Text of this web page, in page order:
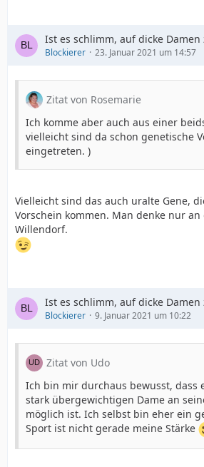
Ist es schlimm, auf dicke Damen
Blockierer 23. Januar 2021 um 14:57
Zitat von Rosemarie
Ich komme aber auch aus einer
vielleicht sind da schon genetische
eingetreten. )
Vielleicht sind das auch uralte Gene,
Vorschein kommen. Man denke nur an
Willendorf.
Ist es schlimm, auf dicke Damen
Blockierer 9. Januar 2021 um 10:22
Zitat von Udo
Ich bin mir durchaus bewusst, dass
stark übergewichtigen Dame an
möglich ist. Ich selbst bin eher ein
Sport ist nicht gerade meine Stärke